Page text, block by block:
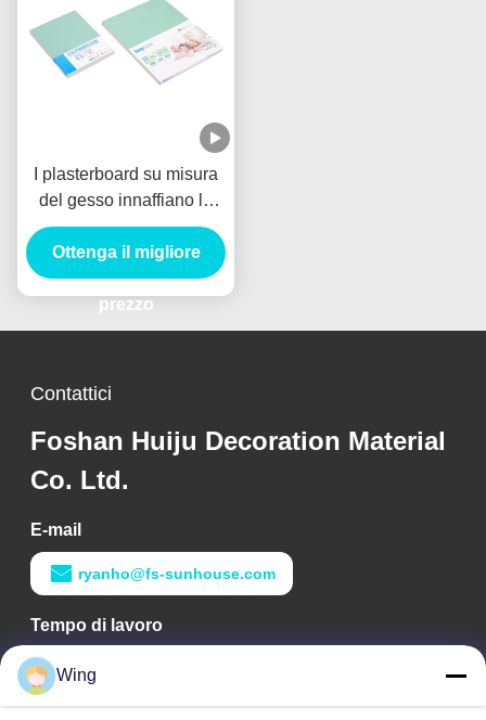
I plasterboard su misura
del gesso innaffiano lo
spessore resistente di
12mm
Ottenga il migliore
prezzo
Contattici
Foshan Huiju Decoration Material
Co. Ltd.
E-mail
ryanho@fs-sunhouse.com
Tempo di lavoro
9:00-18:00
Il nostro indirizzo
Wing